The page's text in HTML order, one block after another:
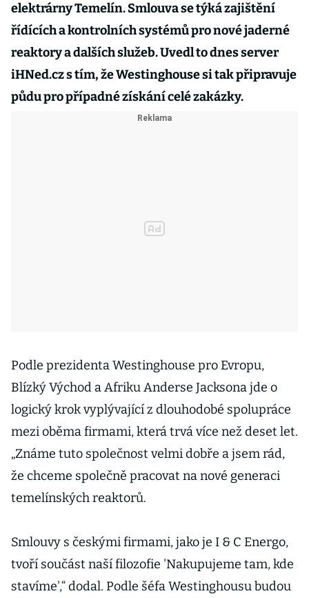
elektrárny Temelín. Smlouva se týká zajištění
řídících a kontrolních systémů pro nové jaderné
reaktory a dalších služeb. Uvedl to dnes server
iHNed.cz s tím, že Westinghouse si tak připravuje
půdu pro případné získání celé zakázky.
Podle prezidenta Westinghouse pro Evropu,
Blízký Východ a Afriku Anderse Jacksona jde o
logický krok vyplývající z dlouhodobé spolupráce
mezi oběma firmami, která trvá více než deset let.
„Známe tuto společnost velmi dobře a jsem rád,
že chceme společně pracovat na nové generaci
temelínských reaktorů.
Smlouvy s českými firmami, jako je I & C Energo,
tvoří součást naší filozofie 'Nakupujeme tam, kde
stavíme',“ dodal. Podle šéfa Westinghousu budou